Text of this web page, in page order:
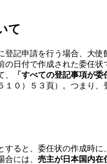
て
記申請を行う場合、大
日付で作成された委任
「すべての登記事項が
０）５３頁）。つまり
ると、委任状の作成時
には、 売主が日本国内在